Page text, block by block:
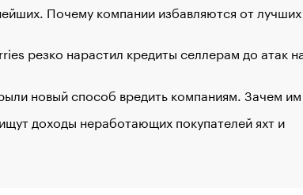
Почему компании избавляются от лучших
резко нарастил кредиты селлерам до атак
новый способ вредить компаниям. Зачем
доходы неработающих покупателей яхт и